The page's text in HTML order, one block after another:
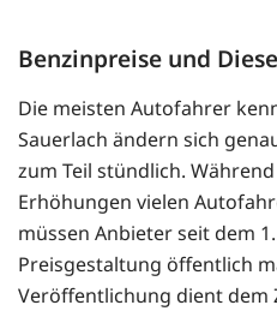
Benzinpreise und
Die meisten Autofahrer
Sauerlach ändern sich
zum Teil stündlich.
Erhöhungen vielen
müssen Anbieter seit dem
Preisgestaltung öffentlich
Veröffentlichung dient dem